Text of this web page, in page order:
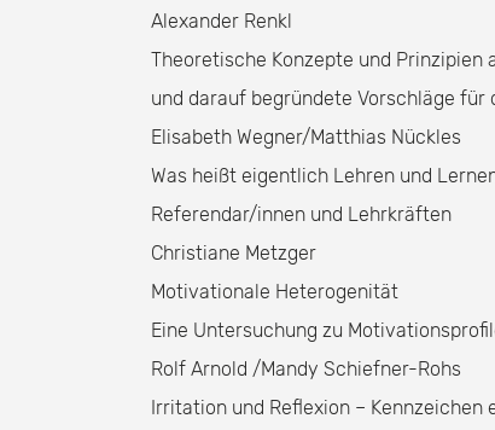
Alexander Renkl
Theoretische Konzepte und Prinzipien
und darauf begründete Vorschläge für
Elisabeth Wegner/Matthias Nückles
Was heißt eigentlich Lehren und
Referendar/innen und Lehrkräften
Christiane Metzger
Motivationale Heterogenität
Eine Untersuchung zu
Rolf Arnold /Mandy Schiefner-Rohs
Irritation und Reflexion – Kennzeichen